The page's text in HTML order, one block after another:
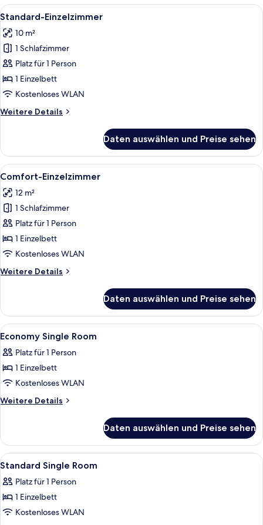
Room
Alle
Fotos
für
Standard-
Einzelzimmer
anzeigen
Ein Hotelzimmer mit einem Bett,
7
Standard-Einzelzimmer
10 m²
1 Schlafzimmer
Platz für 1 Person
1 Einzelbett
Kostenloses WLAN
Weitere Details
Weitere
Einzelzimmer
Daten auswählen und Preise sehen
Alle
Fotos
für
Comfort-
Einzelzimmer
anzeigen
Ein Hotelzimmer mit einem großen
5
Comfort-Einzelzimmer
12 m²
1 Schlafzimmer
Platz für 1 Person
1 Einzelbett
Kostenloses WLAN
Weitere Details
Weitere
Einzelzimmer
Daten auswählen und Preise sehen
Alle
Fotos
für
Economy
Single
Room
Hochwertige Bettwaren,
6
Economy Single Room
Platz für 1 Person
1 Einzelbett
Kostenloses WLAN
Weitere Details
Weitere
Single
Room
Daten auswählen und Preise sehen
Alle
Fotos
für
Standard
Single
Hochwertige Bettwaren,
8
Standard Single Room
Platz für 1 Person
1 Einzelbett
Kostenloses WLAN